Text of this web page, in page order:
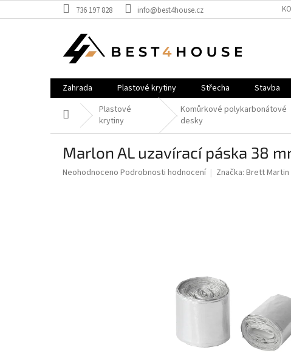
na
736 197 828 info@best4house.cz
Zahrada Plastové krytiny Střecha Stavba
Domů Plastové
krytiny
Komůrkové polykarbonátové
desky
Marlon AL uzavírací páska 38
Průměrné
Neohodnoceno Podrobnosti hodnocení Značka: Brett Martin